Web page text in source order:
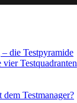
die Testpyramide
Testquadranten
Testmanager?